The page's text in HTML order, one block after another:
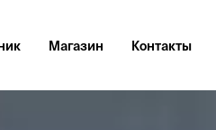
Магазин Контакты